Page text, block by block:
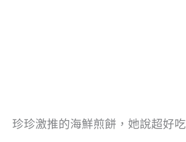
珍珍激推的海鮮煎餅，她說超好